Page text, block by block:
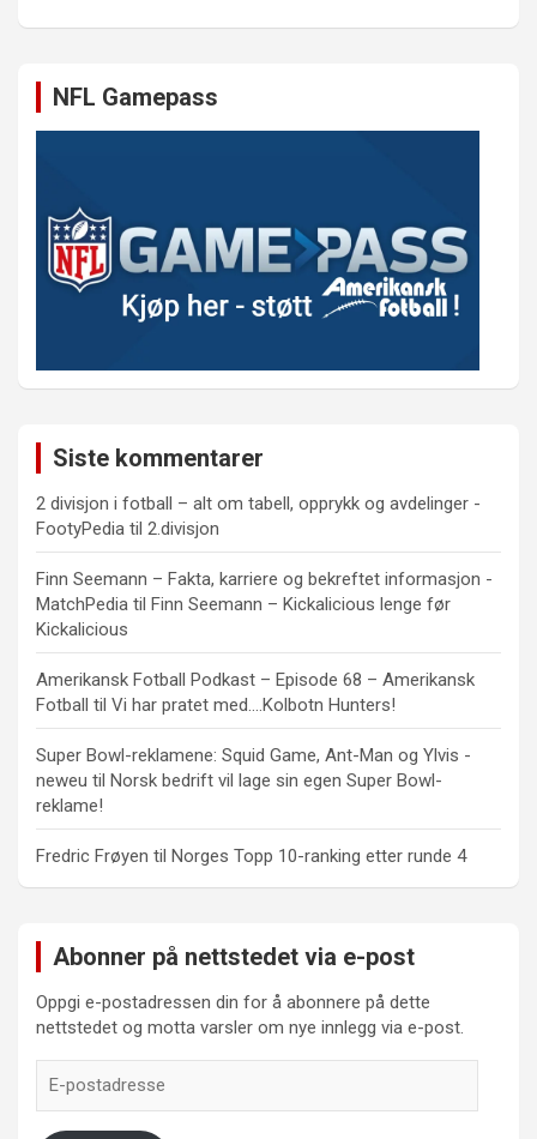
NFL Gamepass
Siste kommentarer
2 divisjon i fotball – alt om tabell, opprykk og avdelinger -
FootyPedia til 2.divisjon
Finn Seemann – Fakta, karriere og bekreftet informasjon -
MatchPedia til Finn Seemann – Kickalicious lenge før
Kickalicious
Amerikansk Fotball Podkast – Episode 68 – Amerikansk
Fotball til Vi har pratet med….Kolbotn Hunters!
Super Bowl-reklamene: Squid Game, Ant-Man og Ylvis -
neweu til Norsk bedrift vil lage sin egen Super Bowl-
reklame!
Fredric Frøyen til Norges Topp 10-ranking etter runde 4
Abonner på nettstedet via e-post
Oppgi e-postadressen din for å abonnere på dette
nettstedet og motta varsler om nye innlegg via e-post.
postadresse